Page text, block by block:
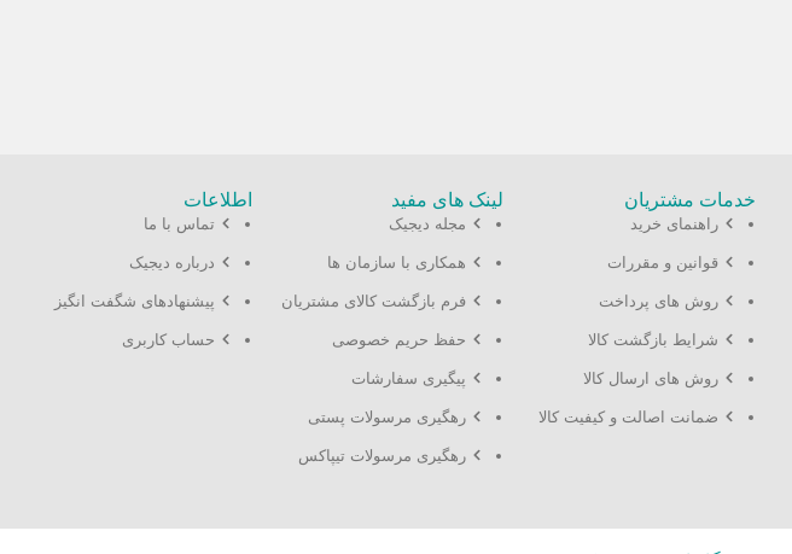
خدمات مشتریان
راهنمای خرید
قوانین و مقررات
روش های پرداخت
شرایط بازگشت کالا
روش های ارسال کالا
ضمانت اصالت و کیفیت کالا
لینک های مفید
مجله دیجیک
همکاری با سازمان ها
فرم بازگشت کالای مشتریان
حفظ حریم خصوصی
پیگیری سفارشات
رهگیری مرسولات پستی
رهگیری مرسولات تیپاکس
اطلاعات
تماس با ما
درباره دیجیک
پیشنهادهای شگفت انگیز
حساب کاربری